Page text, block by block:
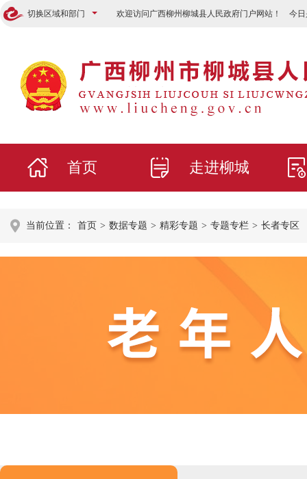
切换区域和部门 欢迎访问广西柳州柳城县人民政府门户网站！ 今日
首页 走进柳城
当前位置： 首页 > 数据专题 > 精彩专题 > 专题专栏 > 长者专区